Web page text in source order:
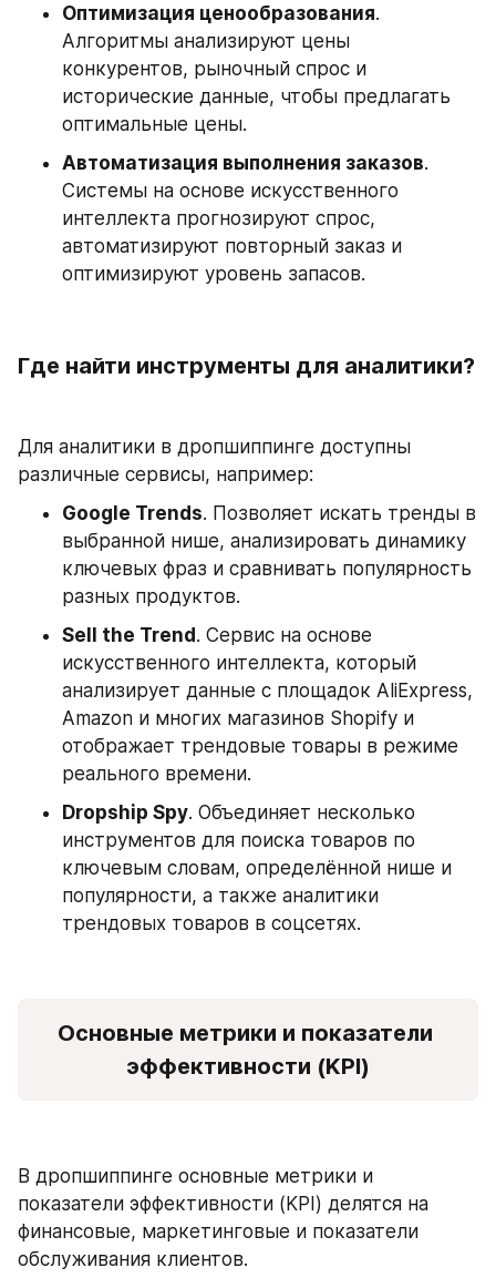
Оптимизация ценообразования.
Алгоритмы анализируют цены
конкурентов, рыночный спрос и
исторические данные, чтобы предлагать
оптимальные цены.
Автоматизация выполнения заказов.
Системы на основе искусственного
интеллекта прогнозируют спрос,
автоматизируют повторный заказ и
оптимизируют уровень запасов.
Где найти инструменты для аналитики?
Для аналитики в дропшиппинге доступны
различные сервисы, например:
Google Trends. Позволяет искать тренды в
выбранной нише, анализировать динамику
ключевых фраз и сравнивать популярность
разных продуктов.
Sell the Trend. Сервис на основе
искусственного интеллекта, который
анализирует данные с площадок AliExpress,
Amazon и многих магазинов Shopify и
отображает трендовые товары в режиме
реального времени.
Dropship Spy. Объединяет несколько
инструментов для поиска товаров по
ключевым словам, определённой нише и
популярности, а также аналитики
трендовых товаров в соцсетях.
Основные метрики и показатели
эффективности (KPI)
В дропшиппинге основные метрики и
показатели эффективности (KPI) делятся на
финансовые, маркетинговые и показатели
обслуживания клиентов.